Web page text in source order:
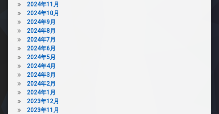
2024年11月
2024年10月
2024年9月
2024年8月
2024年7月
2024年6月
2024年5月
2024年4月
2024年3月
2024年2月
2024年1月
2023年12月
2023年11月